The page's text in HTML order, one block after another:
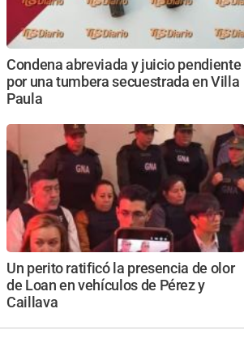
Condena abreviada y juicio pendiente
por una tumbera secuestrada en Villa
Paula
Un perito ratificó la presencia de olor
de Loan en vehículos de Pérez y
Caillava